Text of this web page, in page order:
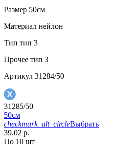
Размер 50см
Материал нейлон
Тип тип 3
Прочее тип 3
Артикул 31284/50
31285/50
50см
checkmark_alt_circleВыбрать
39.02 р.
По 10 шт